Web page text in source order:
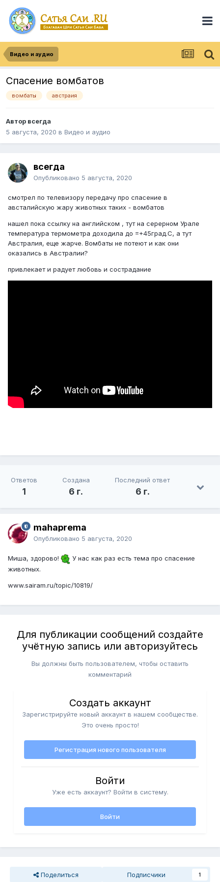
Видео и аудио
Спасение вомбатов
вомбаты австраия
Автор всегда
5 августа, 2020 в Видео и аудио
всегда
Опубликовано 5 августа, 2020
смотрел по телевизору передачу про спасение в
австалийскую жару животных таких - вомбатов
нашел пока ссылку на английском , тут на серерном Урале
температура термометра доходила до =+45град.С, а тут
Австралия, еще жарче. Вомбаты не потеют и как они
оказались в Австралии?
привлекает и радует любовь и сострадание
Ответов
1
Создана
6 г.
Последний ответ
6 г.
mahaprema
Опубликовано 5 августа, 2020
Миша, здорово!
У нас как раз есть тема про спасение
животных.
www.sairam.ru/topic/10819/
Для публикации сообщений создайте
учётную запись или авторизуйтесь
Вы должны быть пользователем, чтобы оставить
комментарий
Создать аккаунт
Зарегистрируйте новый аккаунт в нашем сообществе.
Это очень просто!
Регистрация нового пользователя
Войти
Уже есть аккаунт? Войти в систему.
Войти
Поделиться Подписчики 1